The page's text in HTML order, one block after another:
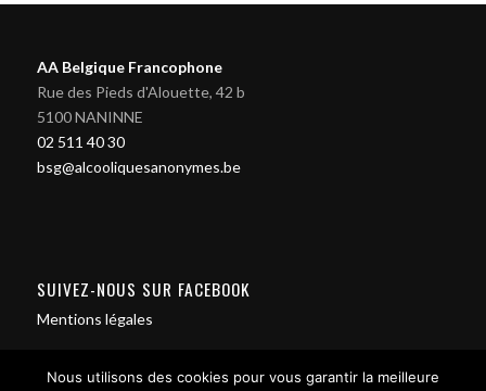
AA Belgique Francophone
Rue des Pieds d'Alouette, 42 b
5100 NANINNE
02 511 40 30
bsg@alcooliquesanonymes.be
SUIVEZ-NOUS SUR FACEBOOK
Mentions légales
Nous utilisons des cookies pour vous garantir la meilleure